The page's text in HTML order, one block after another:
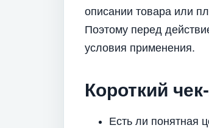
описании товара или
Поэтому перед
условия применения.
Короткий
Есть ли понятная